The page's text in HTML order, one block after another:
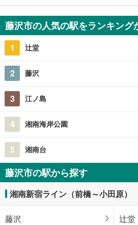
藤沢市大鋸
1億800万円
8SLDK
藤沢市の人気の駅をランキング
1 辻堂
2 藤沢
3 江ノ島
4 湘南海岸公園
5 湘南台
藤沢市の駅から探す
湘南新宿ライン（前橋～小田原）
藤沢 辻堂